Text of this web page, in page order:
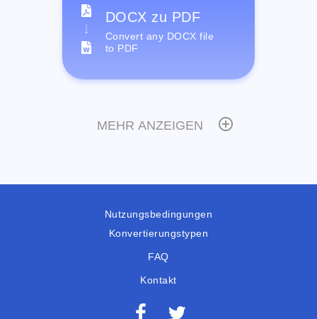
DOCX zu PDF
Convert any DOCX file
to PDF
MEHR ANZEIGEN
Nutzungsbedingungen
Konvertierungstypen
FAQ
Kontakt